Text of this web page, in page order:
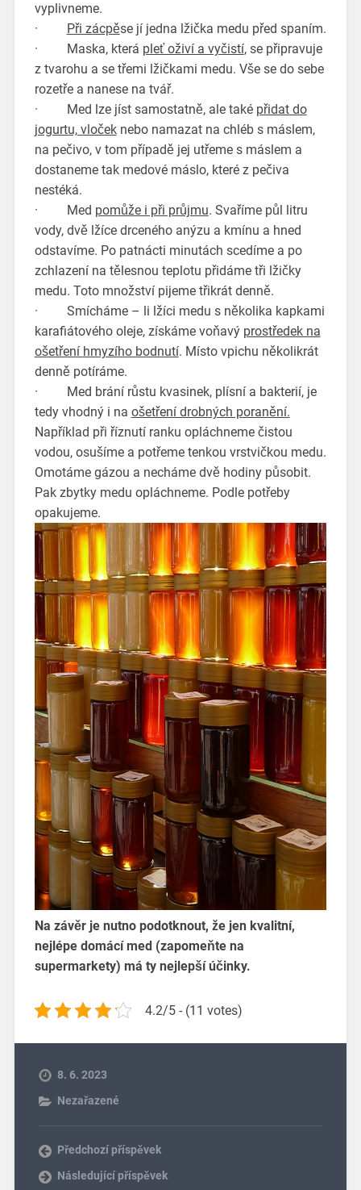
vyplivneme.
·
Při zácpěse jí jedna lžička medu před spaním.
· Maska, která pleť oživí a vyčistí, se připravuje
z tvarohu a se třemi lžičkami medu. Vše se do sebe
rozetře a nanese na tvář.
· Med lze jíst samostatně, ale také přidat do
jogurtu, vločeknebo namazat na chléb s máslem,
na pečivo, v tom případě jej utřeme s máslem a
dostaneme tak medové máslo, které z pečiva
nestéká.
· Med pomůže i při průjmu. Svaříme půl litru
vody, dvě lžíce drceného anýzu a kmínu a hned
odstavíme. Po patnácti minutách scedíme a po
zchlazení na tělesnou teplotu přidáme tři lžičky
medu. Toto množství pijeme třikrát denně.
· Smícháme – li lžíci medu s několika kapkami
karafiátového oleje, získáme voňavý prostředek na
ošetření hmyzího bodnutí. Místo vpichu několikrát
denně potíráme.
· Med brání růstu kvasinek, plísní a bakterií, je
tedy vhodný i na ošetření drobných poranění.
Například při říznutí ranku opláchneme čistou
vodou, osušíme a potřeme tenkou vrstvičkou medu.
Omotáme gázou a necháme dvě hodiny působit.
Pak zbytky medu opláchneme. Podle potřeby
opakujeme.
Na závěr je nutno podotknout, že jen kvalitní,
nejlépe domácí med (zapomeňte na
supermarkety) má ty nejlepší účinky.
4.2/5 - (11 votes)
8. 6. 2023
Nezařazené
Předchozí příspěvek
Následující příspěvek